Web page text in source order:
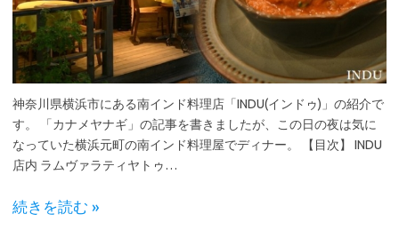
神奈川県横浜市にある南インド料理店「INDU(インドゥ)」の紹介で
す。 「カナメヤナギ」の記事を書きましたが、この日の夜は気に
なっていた横浜元町の南インド料理屋でディナー。 【目次】 INDU
店内 ラムヴァラティヤトゥ…
続きを読む »